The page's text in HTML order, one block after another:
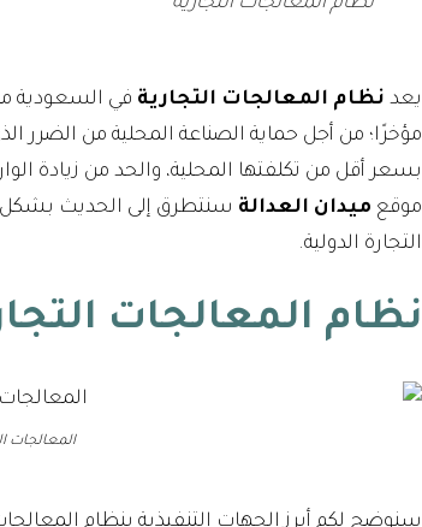
يعد نظام المعالجات التجارية في السعودية
مؤخرًا؛ من أجل حماية الصناعة المحلية من الضرر
بسعر أقل من تكلفتها المحلية، والحد من زيادة
موقع ميدان العدالة سنتطرق إلى الحديث بشكل
التجارة الدولية.
نظام المعالجات
المعالجات
سنوضح لكم أبرز الجهات التنفيذية بنظام